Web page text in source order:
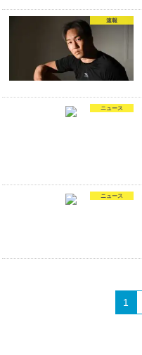
速報
ニュース
ニュース
1